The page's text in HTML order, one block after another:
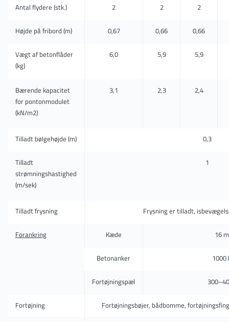
Antal flydere (stk.) 2 2 2
Højde på fribord (m) 0,67 0,66 0,66
Vægt af betonflåder
(kg)
6,0 5,9 5,9
Bærende kapacitet
for pontonmodulet
(kN/m2)
3,1 2,3 2,4
Tilladt bølgehøjde (m) 0,3
Tilladt
strømningshastighed
(m/sek)
1
Tilladt frysning Frysning er tilladt,
Forankring Kæde 16
Betonanker 1000
Fortøjningspæl
Fortøjning Fortøjningsbøjer, bådbomme,